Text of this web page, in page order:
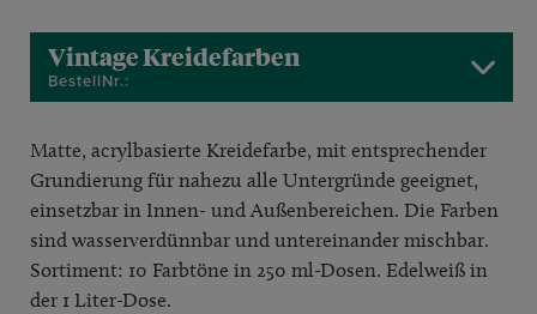
Vintage Kreidefarben
BestellNr.:
Matte, acrylbasierte Kreidefarbe, mit entsprechender
Grundierung für nahezu alle Untergründe geeignet,
einsetzbar in Innen- und Außenbereichen. Die Farben
sind wasserverdünnbar und untereinander mischbar.
Sortiment: 10 Farbtöne in 250 ml-Dosen. Edelweiß in
der 1 Liter-Dose.